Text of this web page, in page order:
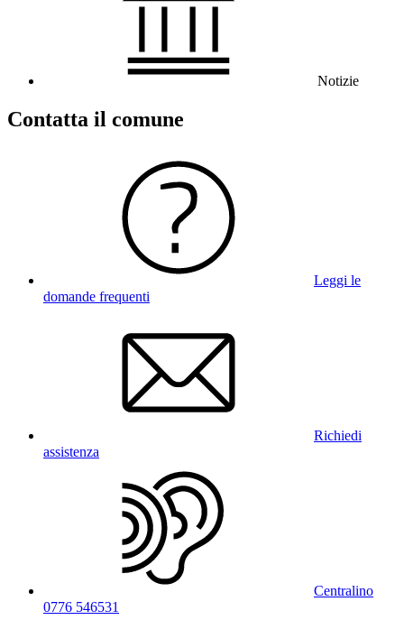
Notizie
Contatta il comune
Leggi le
domande frequenti
Richiedi
assistenza
Centralino
0776 546531